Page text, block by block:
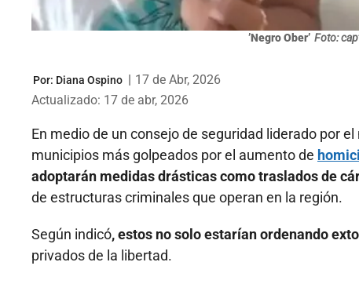
’Negro Ober’ Foto:
Por: Diana Ospino | 17 de Abr, 2026
Actualizado: 17 de abr, 2026
En medio de un consejo de seguridad liderado por
municipios más golpeados por el aumento de
adoptarán medidas drásticas como traslados de
de estructuras criminales que operan en la región.
Según indicó, estos no solo estarían ordenando
privados de la libertad.